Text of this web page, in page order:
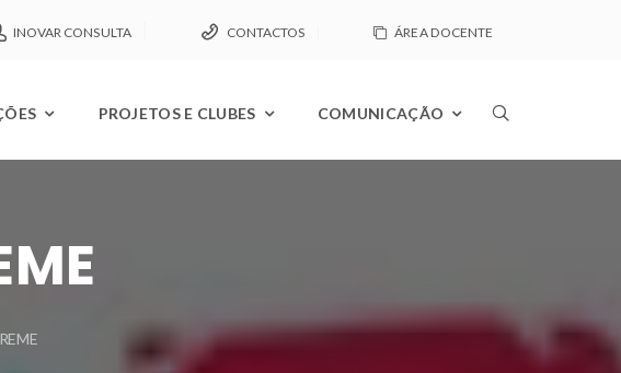
INOVAR CONSULTA CONTACTOS ÁREA DOCENTE
PROJETOS E CLUBES COMUNICAÇÃO